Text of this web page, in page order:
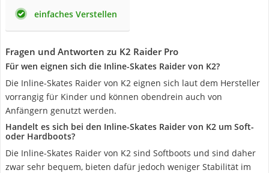
einfaches Verstellen
Fragen und Antworten zu K2 Raider Pro
Für wen eignen sich die Inline-Skates Raider von K2?
Die Inline-Skates Raider von K2 eignen sich laut dem Hersteller
vorrangig für Kinder und können obendrein auch von
Anfängern genutzt werden.
Handelt es sich bei den Inline-Skates Raider von K2 um Soft-
oder Hardboots?
Die Inline-Skates Raider von K2 sind Softboots und sind daher
zwar sehr bequem, bieten dafür jedoch weniger Stabilität im